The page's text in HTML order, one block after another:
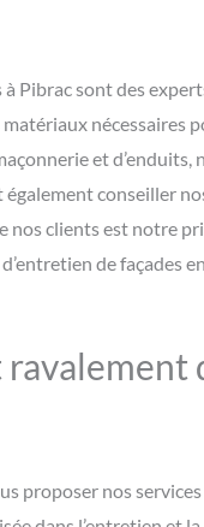
Pibrac sont des
nécessaires
et
conseiller
nos clients est notre
de façades
proposer nos